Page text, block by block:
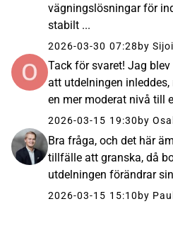
vägningslösningar för
stabilt ...
2026-03-30 07:28by
Tack för svaret! Jag
att utdelningen
en mer moderat nivå till
2026-03-15 19:30 by
Bra fråga, och det här
tillfälle att granska, då
utdelningen förändrar
2026-03-15 15:10 by